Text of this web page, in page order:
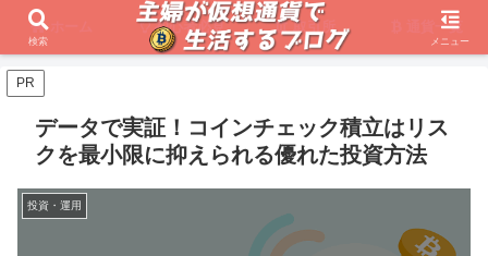
ホーム 初心者必見 取引所 通貨一覧
PR
データで実証！コインチェック積立はリス
クを最小限に抑えられる優れた投資方法
投資・運用
検索 メニュー